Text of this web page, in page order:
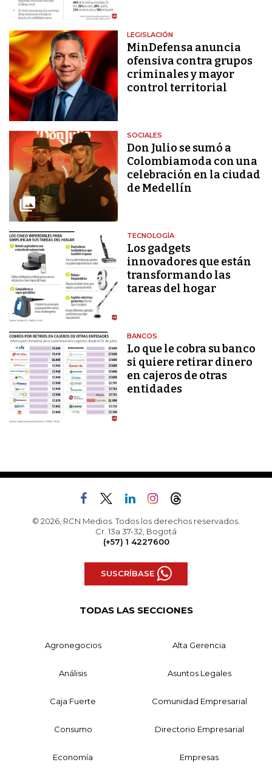
LEGISLACIÓN
MinDefensa anuncia
ofensiva contra grupos
criminales y mayor
control territorial
SOCIALES
Don Julio se sumó a
Colombiamoda con una
celebración en la ciudad
de Medellín
TECNOLOGÍA
Los gadgets
innovadores que están
transformando las
tareas del hogar
BANCOS
Lo que le cobra su banco
si quiere retirar dinero
en cajeros de otras
entidades
© 2026, RCN Medios. Todos los derechos reservados.
Cr. 13a 37-32, Bogotá
(+57) 1 4227600
SUSCRÍBASE
TODAS LAS SECCIONES
Agronegocios Alta Gerencia
Análisis Asuntos Legales
Caja Fuerte Comunidad Empresarial
Consumo Directorio Empresarial
Economía Empresas